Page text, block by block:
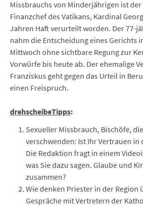
Missbrauchs von Minderjährigen ist
Finanzchef des Vatikans, Kardinal
Jahren Haft verurteilt worden. Der 77-
nahm die Entscheidung eines Gerichts
Mittwoch ohne sichtbare Regung zur
Vorwürfe bis heute ab. Der ehemalige
Franziskus geht gegen das Urteil in
einen Freispruch.
drehscheibeTipps:
Sexueller Missbrauch, Bischöfe,
verschwenden: Ist Ihr Vertrauen in
Die Redaktion fragt in einem
was Sie dazu sagen. Glaube und
zusammen?
Wie denken Priester in der Region
Gespräche mit Vertretern der